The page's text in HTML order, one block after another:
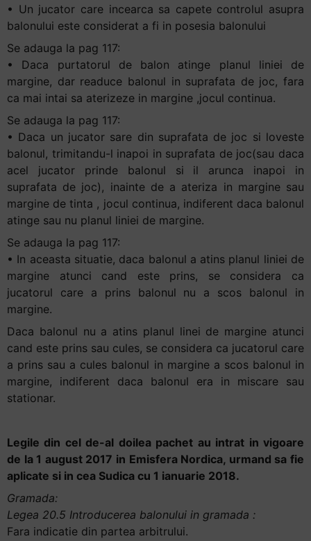
• Un jucator care incearca sa capete controlul asupra
balonului este considerat a fi in posesia balonului
Se adauga la pag 117:
• Daca purtatorul de balon atinge planul liniei de
margine, dar readuce balonul in suprafata de joc, fara
ca mai intai sa aterizeze in margine ,jocul continua.
Se adauga la pag 117:
• Daca un jucator sare din suprafata de joc si loveste
balonul, trimitandu-l inapoi in suprafata de joc(sau daca
acel jucator prinde balonul si il arunca inapoi in
suprafata de joc), inainte de a ateriza in margine sau
margine de tinta , jocul continua, indiferent daca balonul
atinge sau nu planul liniei de margine.
Se adauga la pag 117:
• In aceasta situatie, daca balonul a atins planul liniei de
margine atunci cand este prins, se considera ca
jucatorul care a prins balonul nu a scos balonul in
margine.
Daca balonul nu a atins planul linei de margine atunci
cand este prins sau cules, se considera ca jucatorul care
a prins sau a cules balonul in margine a scos balonul in
margine, indiferent daca balonul era in miscare sau
stationar.
Legile din cel de-al doilea pachet au intrat in vigoare
de la 1 august 2017 in Emisfera Nordica, urmand sa fie
aplicate si in cea Sudica cu 1 ianuarie 2018.
Gramada:
Legea 20.5 Introducerea balonului in gramada :
Fara indicatie din partea arbitrului.